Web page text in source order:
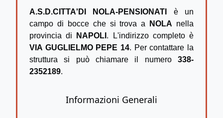
A.S.D.CITTA'DI NOLA-PENSIONATI
è un
campo di bocce che si trova a
NOLA nella
provincia di
NAPOLI . L'indirizzo completo è
VIA GUGLIELMO PEPE 14. Per contattare la
struttura si può chiamare il numero 338-
2352189.
Informazioni Generali